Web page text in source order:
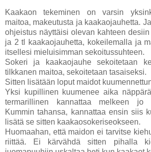
Kaakaon tekeminen on varsin
maitoa, makeutusta ja kaakaojauhetta.
ohjeistus näyttäisi olevan kahteen
ja 2 tl kaakaojauhetta, kokeilemalla ja
itsellesi mieluisimman sekoitussuhteen.
Sokeri ja kaakaojauhe sekoitetaan
tilkkanen maitoa, sekoitetaan tasaiseksi.
Sitten lisätään loput maidot
Yksi kupillinen kuumenee aika
termarillinen kannattaa melkeen jo
Kummin tahansa, kannattaa ensin siis
lisätä se sitten kaakaosokeriseokseen.
Huomaahan, että maidon ei tarvitse
riittää. Ei kärvähdä sitten pihalla